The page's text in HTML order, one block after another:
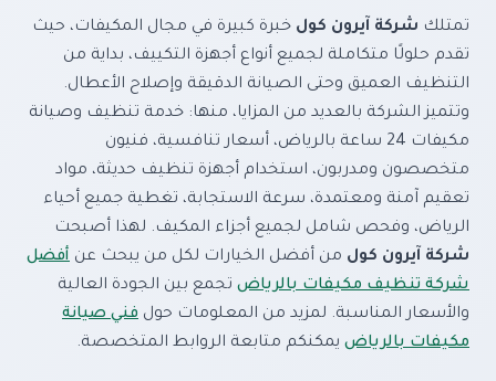
تمتلك شركة آيرون كول خبرة كبيرة في مجال المكيفات، حيث
تقدم حلولًا متكاملة لجميع أنواع أجهزة التكييف، بداية من
التنظيف العميق وحتى الصيانة الدقيقة وإصلاح الأعطال.
وتتميز الشركة بالعديد من المزايا، منها: خدمة تنظيف وصيانة
مكيفات 24 ساعة بالرياض، أسعار تنافسية، فنيون
متخصصون ومدربون، استخدام أجهزة تنظيف حديثة، مواد
تعقيم آمنة ومعتمدة، سرعة الاستجابة، تغطية جميع أحياء
الرياض، وفحص شامل لجميع أجزاء المكيف. لهذا أصبحت
شركة آيرون كول من أفضل الخيارات لكل من يبحث عن أفضل
شركة تنظيف مكيفات بالرياض تجمع بين الجودة العالية
والأسعار المناسبة. لمزيد من المعلومات حول فني صيانة
مكيفات بالرياض يمكنكم متابعة الروابط المتخصصة.